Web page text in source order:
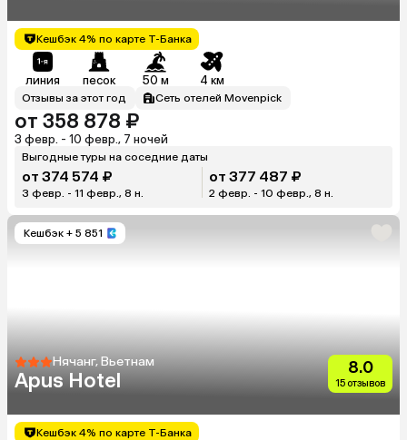
Кешбэк 4% по карте Т-Банка
линия песок 50 м 4 км
Отзывы за этот год Сеть отелей Movenpick
от 358 878 ₽
3 февр. - 10 февр., 7 ночей
Выгодные туры на соседние даты
от 374 574 ₽
3 февр. - 11 февр., 8 н.
от 377 487 ₽
2 февр. - 10 февр., 8 н.
Кешбэк + 5 851
Нячанг, Вьетнам
Apus Hotel
8.0
15 отзывов
Кешбэк 4% по карте Т-Банка